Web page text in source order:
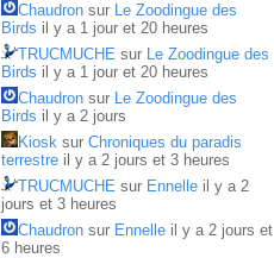
Chaudron sur Le Zoodingue des
Birds il y a 1 jour et 20 heures
TRUCMUCHE sur Le Zoodingue des
Birds il y a 1 jour et 20 heures
Chaudron sur Le Zoodingue des
Birds il y a 2 jours
Kiosk sur Chroniques du paradis
terrestre il y a 2 jours et 3 heures
TRUCMUCHE sur Ennelle il y a 2
jours et 3 heures
Chaudron sur Ennelle il y a 2 jours et
6 heures